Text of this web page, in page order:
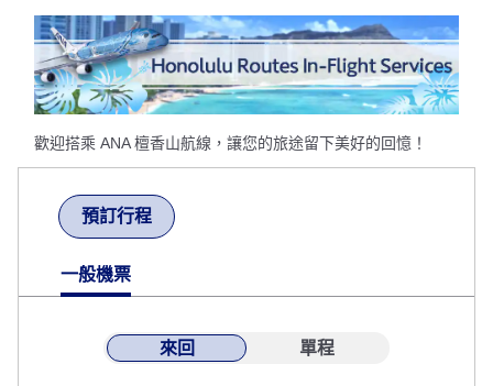
歡迎搭乘 ANA 檀香山航線，讓您的旅途留下美好的回憶！
預訂行程
一般機票
來回 單程